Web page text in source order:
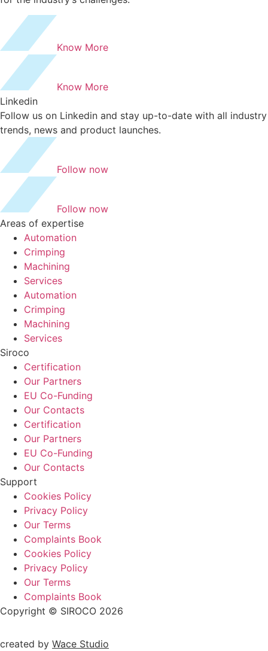
Know More
Know More
Linkedin
Follow us on Linkedin and stay up-to-date with all industry
trends, news and product launches.
Follow now
Follow now
Areas of expertise
Automation
Crimping
Machining
Services
Automation
Crimping
Machining
Services
Siroco
Certification
Our Partners
EU Co-Funding
Our Contacts
Certification
Our Partners
EU Co-Funding
Our Contacts
Support
Cookies Policy
Privacy Policy
Our Terms
Complaints Book
Cookies Policy
Privacy Policy
Our Terms
Complaints Book
Copyright © SIROCO 2026
created by Wace Studio